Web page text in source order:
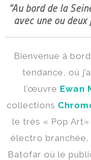
“Au bord de la
avec une ou
Bienvenue à
tendance, où
l’œuvre Ewan
collections
le très « Pop Art»
électro branchée,
Batofar où le